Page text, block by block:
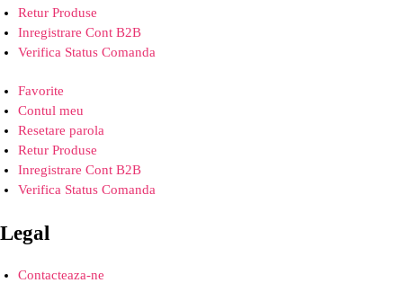
Retur Produse
Inregistrare Cont B2B
Verifica Status Comanda
Favorite
Contul meu
Resetare parola
Retur Produse
Inregistrare Cont B2B
Verifica Status Comanda
Legal
Contacteaza-ne